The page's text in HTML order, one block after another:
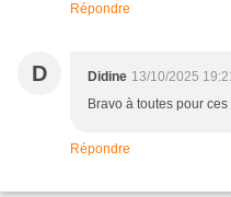
Répondre
D Didine 13/10/2025
Bravo à toutes pour
Répondre